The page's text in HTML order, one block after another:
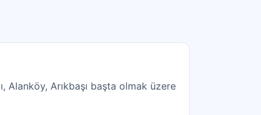
Alanköy, Arıkbaşı başta olmak üzere